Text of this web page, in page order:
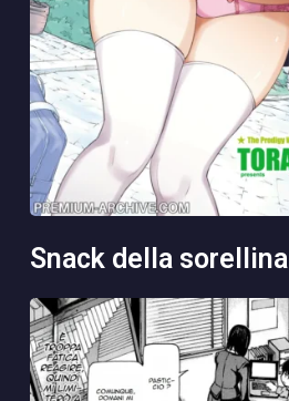
snack della sorellina